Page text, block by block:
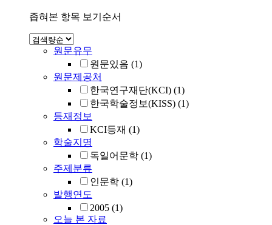
좁혀본 항목 보기순서
원문유무
원문있음 (1)
원문제공처
한국연구재단(KCI) (1)
한국학술정보(KISS) (1)
등재정보
KCI등재 (1)
학술지명
독일어문학 (1)
주제분류
인문학 (1)
발행연도
2005 (1)
오늘 본 자료